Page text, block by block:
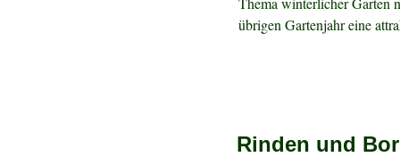
Rinden und
übrigen Gartenjahr eine